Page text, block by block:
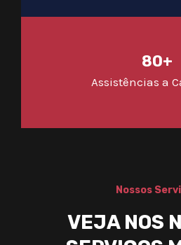
80+
Assistências a
Nossos
VEJA NOS